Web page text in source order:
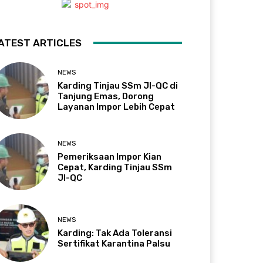
ARTICLES
NEWS
Karding Tinjau SSm JI-QC di
Tanjung Emas, Dorong
Layanan Impor Lebih Cepat
NEWS
Pemeriksaan Impor Kian
Cepat, Karding Tinjau SSm
JI-QC
NEWS
Karding: Tak Ada Toleransi
Sertifikat Karantina Palsu